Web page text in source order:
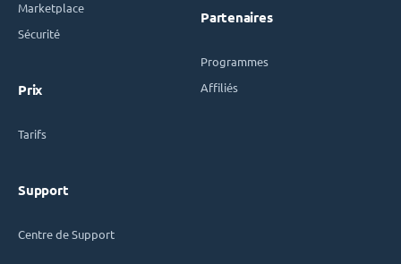
Marketplace
Sécurité
Prix
Tarifs
Support
Centre de Support
Partenaires
Programmes
Affiliés